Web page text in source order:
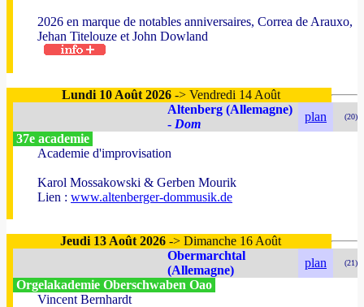
2026 en marque de notables anniversaires, Correa de Arauxo,
Jehan Titelouze et John Dowland
Lundi 10 Août 2026-> Vendredi 14 Août
Altenberg (Allemagne)
- Dom
plan (20)
37e academie
Academie d'improvisation
Karol Mossakowski & Gerben Mourik
Lien : www.altenberger-dommusik.de
Jeudi 13 Août 2026 -> Dimanche 16 Août
Obermarchtal
(Allemagne)
plan (21)
Orgelakademie Oberschwaben Oao
Vincent Bernhardt